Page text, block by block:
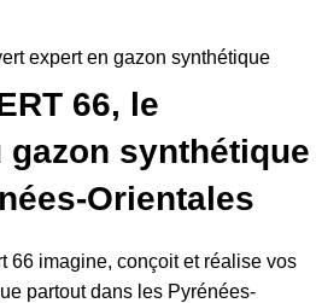
66, le
synthétique
Orientales
66 imagine, conçoit et réalise vos
partout dans les Pyrénées-